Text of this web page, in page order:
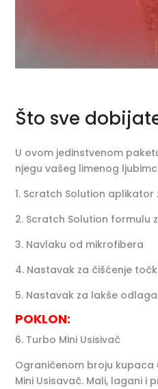
Što sve
U ovom jedinstvenom
njegu vašeg limenog
1. Scratch Solution
2. Scratch Solution formulu
3. Navlaku od mikrofibera
4. Nastavak za čišćenje
5. Nastavak za lakše
POKLON:
6. Turbo Mini Usisivač
Ograničenom broju kupaca
Mini Usisavač. Mali, lagani i